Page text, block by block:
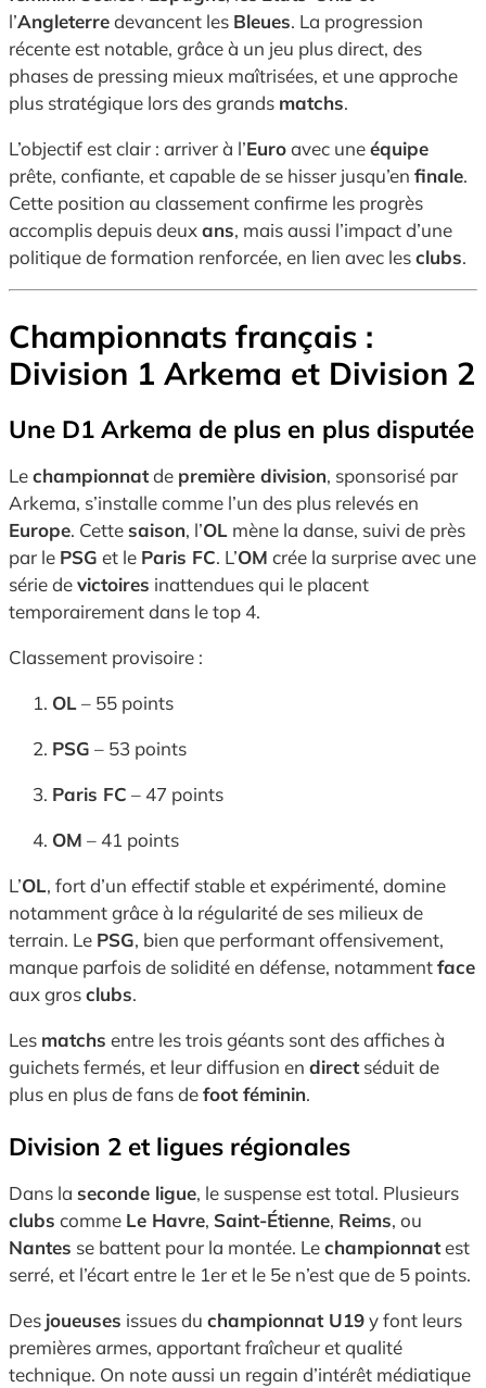
l’Angleterredevancent les Bleues. La progression
récente est notable, grâce à un jeu plus direct, des
phases de pressing mieux maîtrisées, et une approche
plus stratégique lors des grands matchs.
L’objectif est clair : arriver à l’Euroavec uneéquipe
prête, confiante, et capable de se hisser jusqu’en finale.
Cette position au classement confirme les progrès
accomplis depuis deuxans, mais aussi l’impact d’une
politique de formation renforcée, en lien avec lesclubs.
Championnats français :
Division 1 Arkema et Division 2
Une D1 Arkema de plus en plus disputée
Lechampionnatde première division, sponsorisé par
Arkema, s’installe comme l’un des plus relevés en
Europe. Cette saison, l’OL mène la danse, suivi de près
par le PSG et le Paris FC. L’OM crée la surprise avec une
série devictoires inattendues qui le placent
temporairement dans le top 4.
Classement provisoire :
OL– 55 points
PSG – 53 points
Paris FC – 47 points
OM – 41 points
L’OL, fort d’un effectif stable et expérimenté, domine
notamment grâce à la régularité de ses milieux de
terrain. Le PSG, bien que performant offensivement,
manque parfois de solidité en défense, notammentface
aux grosclubs.
Les matchs entre les trois géants sont des affiches à
guichets fermés, et leur diffusion en directséduit de
plus en plus de fans defoot féminin.
Division 2 et ligues régionales
Dans la seconde ligue, le suspense est total. Plusieurs
clubs comme Le Havre, Saint-Étienne, Reims, ou
Nantes se battent pour la montée. Lechampionnatest
serré, et l’écart entre le 1er et le 5e n’est que de 5 points.
Des joueuses issues du championnat U19y font leurs
premières armes, apportant fraîcheur et qualité
technique. On note aussi un regain d’intérêt médiatique